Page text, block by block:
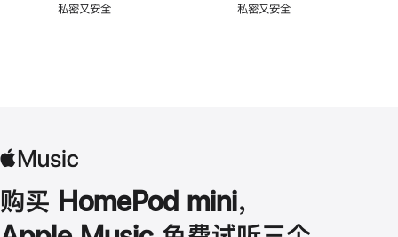
私密又安全 私密又安全
购买 HomePod mini，